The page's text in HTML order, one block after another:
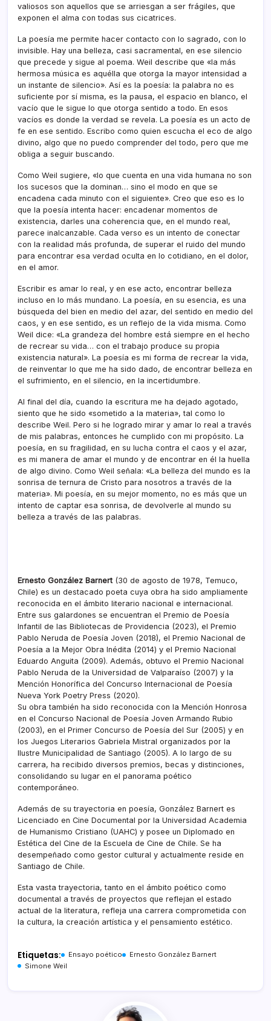
valiosos son aquellos que se arriesgan a ser frágiles, que
exponen el alma con todas sus cicatrices.
La poesía me permite hacer contacto con lo sagrado, con lo
invisible. Hay una belleza, casi sacramental, en ese silencio
que precede y sigue al poema. Weil describe que «la más
hermosa música es aquélla que otorga la mayor intensidad a
un instante de silencio». Así es la poesía: la palabra no es
suficiente por sí misma, es la pausa, el espacio en blanco, el
vacío que le sigue lo que otorga sentido a todo. En esos
vacíos es donde la verdad se revela. La poesía es un acto de
fe en ese sentido. Escribo como quien escucha el eco de algo
divino, algo que no puedo comprender del todo, pero que me
obliga a seguir buscando.
Como Weil sugiere, «lo que cuenta en una vida humana no son
los sucesos que la dominan… sino el modo en que se
encadena cada minuto con el siguiente». Creo que eso es lo
que la poesía intenta hacer: encadenar momentos de
existencia, darles una coherencia que, en el mundo real,
parece inalcanzable. Cada verso es un intento de conectar
con la realidad más profunda, de superar el ruido del mundo
para encontrar esa verdad oculta en lo cotidiano, en el dolor,
en el amor.
Escribir es amar lo real, y en ese acto, encontrar belleza
incluso en lo más mundano. La poesía, en su esencia, es una
búsqueda del bien en medio del azar, del sentido en medio del
caos, y en ese sentido, es un reflejo de la vida misma. Como
Weil dice: «La grandeza del hombre está siempre en el hecho
de recrear su vida… con el trabajo produce su propia
existencia natural». La poesía es mi forma de recrear la vida,
de reinventar lo que me ha sido dado, de encontrar belleza en
el sufrimiento, en el silencio, en la incertidumbre.
Al final del día, cuando la escritura me ha dejado agotado,
siento que he sido «sometido a la materia», tal como lo
describe Weil. Pero si he logrado mirar y amar lo real a través
de mis palabras, entonces he cumplido con mi propósito. La
poesía, en su fragilidad, en su lucha contra el caos y el azar,
es mi manera de amar el mundo y de encontrar en él la huella
de algo divino. Como Weil señala: «La belleza del mundo es la
sonrisa de ternura de Cristo para nosotros a través de la
materia». Mi poesía, en su mejor momento, no es más que un
intento de captar esa sonrisa, de devolverle al mundo su
belleza a través de las palabras.
Ernesto González Barnert (30 de agosto de 1978, Temuco,
Chile) es un destacado poeta cuya obra ha sido ampliamente
reconocida en el ámbito literario nacional e internacional.
Entre sus galardones se encuentran el Premio de Poesía
Infantil de las Bibliotecas de Providencia (2023), el Premio
Pablo Neruda de Poesía Joven (2018), el Premio Nacional de
Poesía a la Mejor Obra Inédita (2014) y el Premio Nacional
Eduardo Anguita (2009). Además, obtuvo el Premio Nacional
Pablo Neruda de la Universidad de Valparaíso (2007) y la
Mención Honorífica del Concurso Internacional de Poesía
Nueva York Poetry Press (2020).
Su obra también ha sido reconocida con la Mención Honrosa
en el Concurso Nacional de Poesía Joven Armando Rubio
(2003), en el Primer Concurso de Poesía del Sur (2005) y en
los Juegos Literarios Gabriela Mistral organizados por la
Ilustre Municipalidad de Santiago (2005). A lo largo de su
carrera, ha recibido diversos premios, becas y distinciones,
consolidando su lugar en el panorama poético
contemporáneo.
Además de su trayectoria en poesía, González Barnert es
Licenciado en Cine Documental por la Universidad Academia
de Humanismo Cristiano (UAHC) y posee un Diplomado en
Estética del Cine de la Escuela de Cine de Chile. Se ha
desempeñado como gestor cultural y actualmente reside en
Santiago de Chile.
Esta vasta trayectoria, tanto en el ámbito poético como
documental a través de proyectos que reflejan el estado
actual de la literatura, refleja una carrera comprometida con
la cultura, la creación artística y el pensamiento estético.
Etiquetas: Ensayo poético
Ernesto González Barnert
Simone Weil